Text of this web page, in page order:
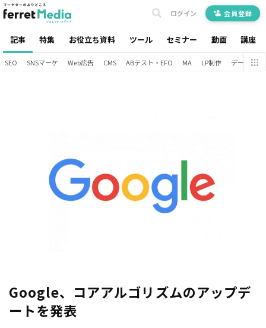
記事 特集 お役立ち資料 ツール セミナー 動画 講座
ログイン 会員登録
SEO SNSマーケ Web広告 CMS ABテスト・EFO MA LP制作 データ分析
Google、コアアルゴリズムのアップデ
ートを発表